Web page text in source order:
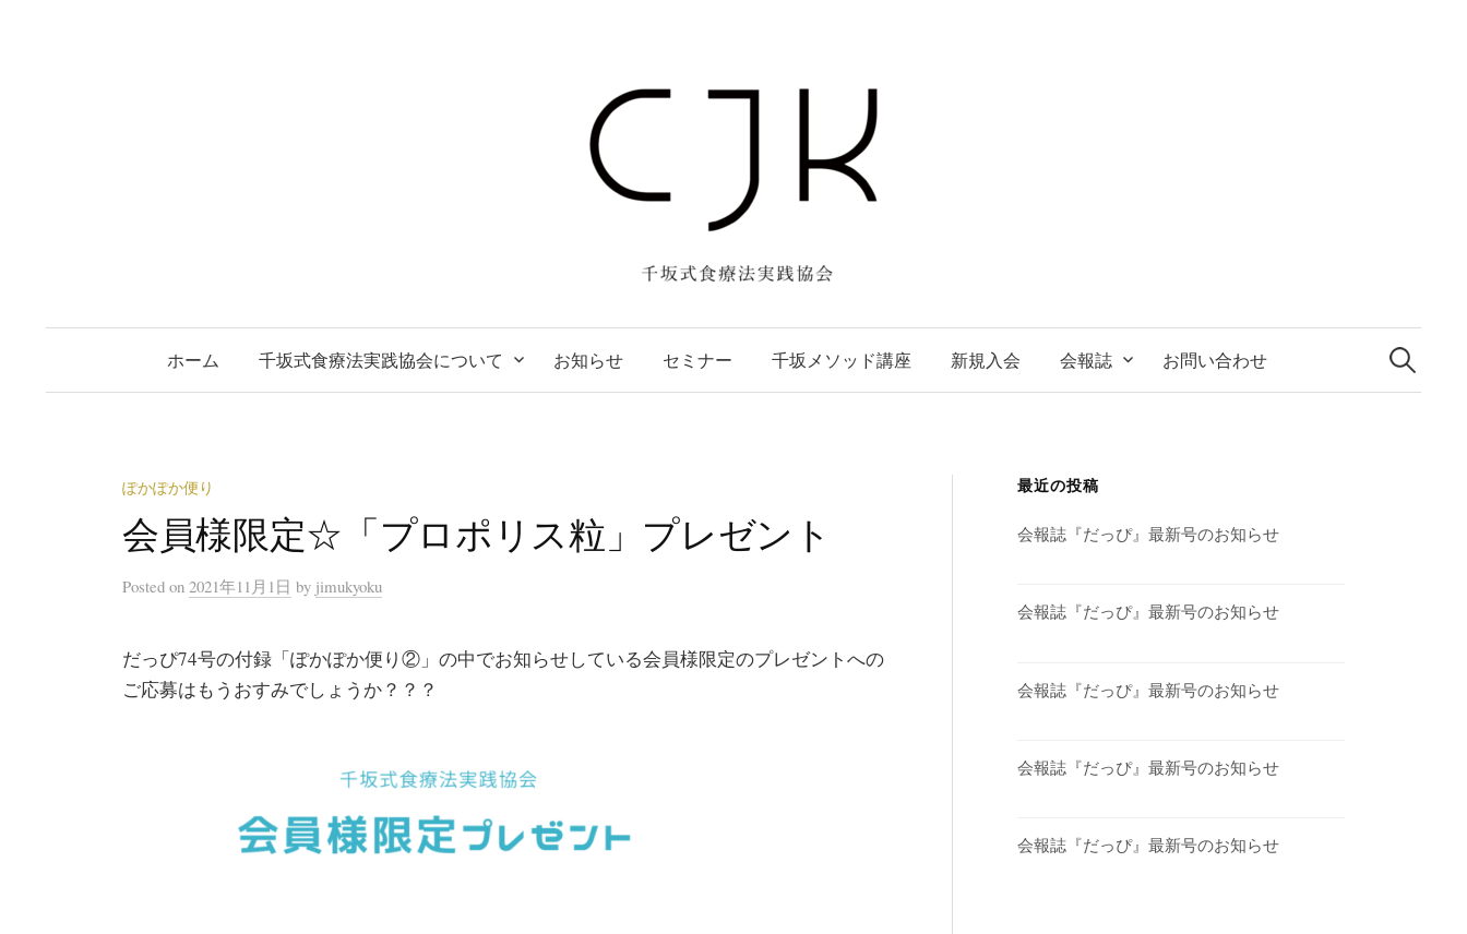
ホーム 千坂式食療法実践協会について お知らせ セミナー 千坂メソッド講座 新規入会 会報誌 お問い合わせ
検
索:
ぽかぽか便り
会員様限定☆「プロポリス粒」プレゼント
Posted on 2021年11月1日 by jimukyoku
だっぴ74号の付録「ぽかぽか便り②」の中でお知らせしている会員様限定のプレゼントへの
ご応募はもうおすみでしょうか？？？
最近の投稿
会報誌『だっぴ』最新号のお知らせ
会報誌『だっぴ』最新号のお知らせ
会報誌『だっぴ』最新号のお知らせ
会報誌『だっぴ』最新号のお知らせ
会報誌『だっぴ』最新号のお知らせ